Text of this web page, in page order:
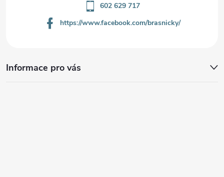
602 629 717
https://www.facebook.com/brasnicky/
Informace pro vás